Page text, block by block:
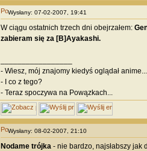
Wysłany: 07-02-2007, 19:41
W ciągu ostatnich trzech dni obejrzałem:
zabieram się za [B]Ayakashi.
- Wiesz, mój znajomy kiedyś oglądał anime...
- I co z tego?
- Teraz spoczywa na Powązkach...
Wysłany: 08-02-2007, 21:10
Nodame trójka- nie bardzo, najsłabszy jak